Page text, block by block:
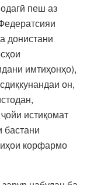
пеш аз
донистани
имтиҳонҳо),
он,
истиқомат
бастани
корфармо